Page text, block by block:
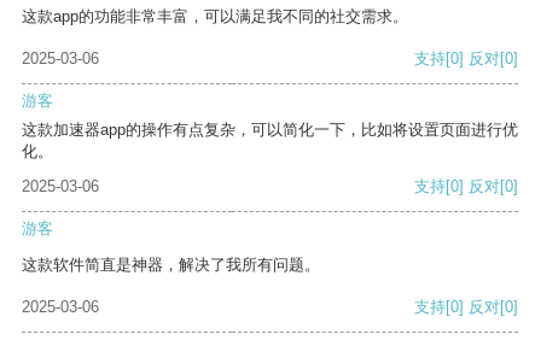
这款app的功能非常丰富，可以满足我不同的社交需求。
2025-03-06 支持[0] 反对[0]
游客
这款加速器app的操作有点复杂，可以简化一下，比如将设置页面进行优
化。
2025-03-06
支持[0] 反对[0]
游客
这款软件简直是神器，解决了我所有问题。
2025-03-06 支持[0] 反对[0]